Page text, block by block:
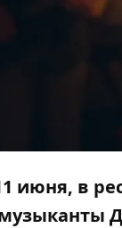
июня, в